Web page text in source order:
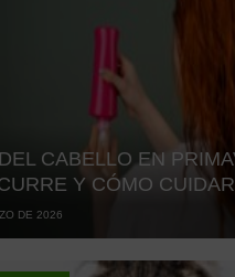
CABELLO EN
Y CÓMO
DE 2026